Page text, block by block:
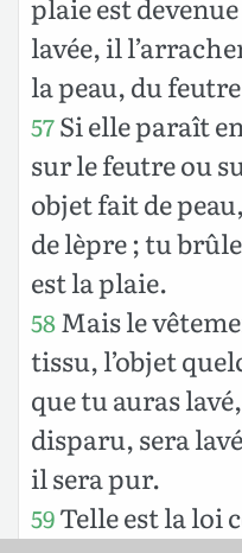
lavée, il
la peau, du
57Si elle paraît
sur le feutre ou
objet fait de
de lèpre ; tu
est la plaie.
58Mais le
tissu, l’objet
que tu auras
disparu, sera
il sera pur.
59Telle est la loi